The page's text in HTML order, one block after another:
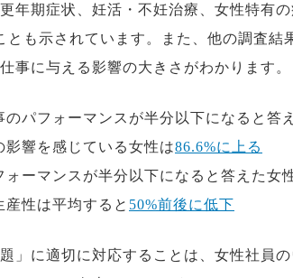
年期症状、妊活・不妊治療、女性特有
とも示されています。また、他の調査結
事に与える影響の大きさがわかります。
のパフォーマンスが半分以下になると答
影響を感じている女性は86.6%に上る
ーマンスが半分以下になると答えた女
性は平均すると 50%前後に低下
」に適切に対応することは、女性社員